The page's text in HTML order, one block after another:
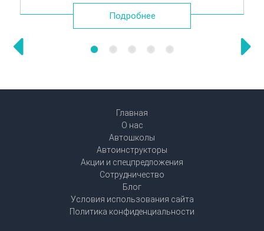
Подробнее
Главная
О нас
Автошколы
Автоинструкторы
Акции и спецпредложения
Сотрудничество
Блог
Условия использования сайта
Политика конфиденциальности